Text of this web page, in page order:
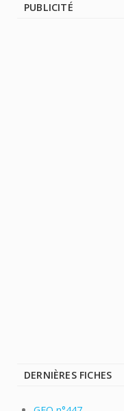
PUBLICITÉ
DERNIÈRES FICHES